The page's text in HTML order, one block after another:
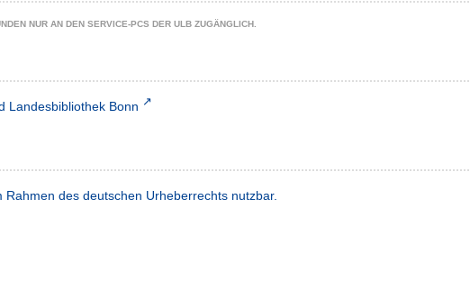
NUR AN DEN SERVICE-PCS DER ULB ZUGÄNGLICH.
Landesbibliothek Bonn
Rahmen des deutschen Urheberrechts nutzbar.